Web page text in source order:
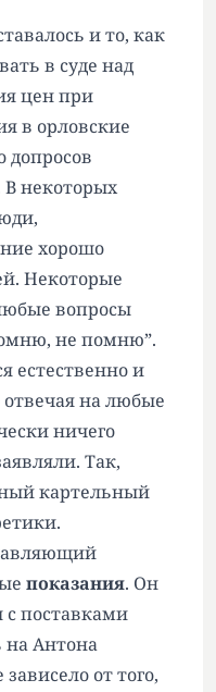
и то, как
в суде над
цен при
в орловские
некоторых
хорошо
Некоторые
вопросы
не помню”.
естественно и
на любые
ничего
Так,
картельный
показания. Он
с поставками
на Антона
от того,